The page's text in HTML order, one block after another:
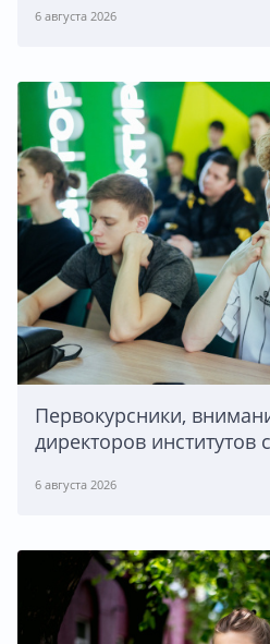
6 августа 2026
Первокурсники,
директоров институтов
6 августа 2026